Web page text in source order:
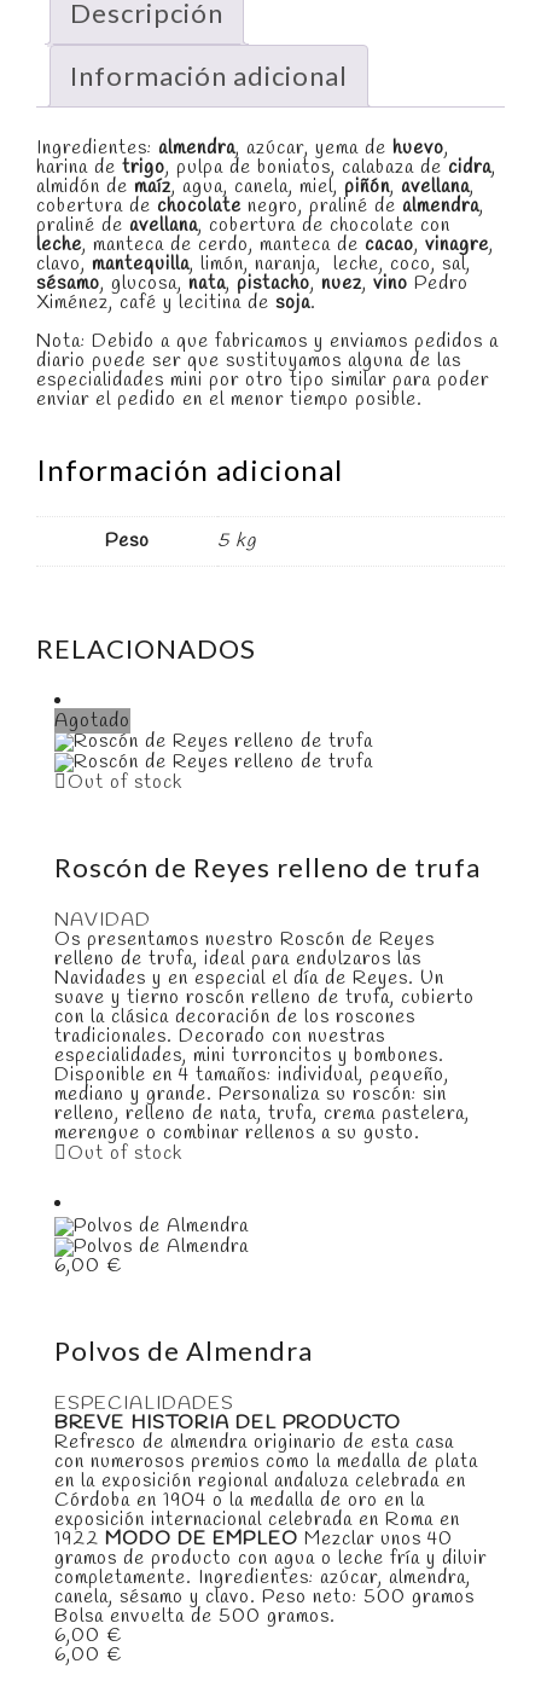
Descripción
Información adicional
Ingredientes: almendra, azúcar, yema de huevo,
harina de trigo, pulpa de boniatos, calabaza decidra,
almidón de maíz, agua, canela, miel, piñón, avellana,
cobertura de chocolate negro, praliné de almendra,
praliné de avellana, cobertura de chocolate con
leche, manteca de cerdo, manteca de cacao, vinagre,
clavo, mantequilla, limón, naranja, leche, coco, sal,
sésamo, glucosa, nata, pistacho,nuez, vino Pedro
Ximénez, café y lecitina de soja.
Nota: Debido a que fabricamos y enviamos pedidos a
diario puede ser que sustituyamos alguna de las
especialidades mini por otro tipo similar para poder
enviar el pedido en el menor tiempo posible.
Información adicional
Peso 5 kg
RELACIONADOS
Agotado
Out of stock
Roscón de Reyes relleno de trufa
NAVIDAD
Os presentamos nuestro Roscón de Reyes
relleno de trufa, ideal para endulzaros las
Navidades y en especial el día de Reyes. Un
suave y tierno roscón relleno de trufa, cubierto
con la clásica decoración de los roscones
tradicionales. Decorado con nuestras
especialidades, mini turroncitos y bombones.
Disponible en 4 tamaños: individual, pequeño,
mediano y grande. Personaliza su roscón: sin
relleno, relleno de nata, trufa, crema pastelera,
merengue o combinar rellenos a su gusto.
Out of stock
6,00 €
Polvos de Almendra
ESPECIALIDADES
BREVE HISTORIA DEL PRODUCTO
Refresco de almendra originario de esta casa
con numerosos premios como la medalla de plata
en la exposición regional andaluza celebrada en
Córdoba en 1904 o la medalla de oro en la
exposición internacional celebrada en Roma en
1922 MODO DE EMPLEO Mezclar unos 40
gramos de producto con agua o leche fría y diluir
completamente. Ingredientes: azúcar, almendra,
canela, sésamo y clavo. Peso neto: 500 gramos
Bolsa envuelta de 500 gramos.
6,00 €
6,00 €